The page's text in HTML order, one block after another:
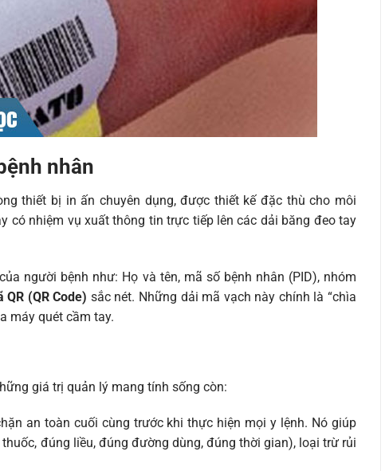
nhân
thiết bị in ấn chuyên dụng, được thiết kế đặc thù cho môi
có nhiệm vụ xuất thông tin trực tiếp lên các dải băng đeo tay
người bệnh như: Họ và tên, mã số bệnh nhân (PID), nhóm
QR (QR Code) sắc nét. Những dải mã vạch này chính là “chìa
máy quét cầm tay.
giá trị quản lý mang tính sống còn:
an toàn cuối cùng trước khi thực hiện mọi y lệnh. Nó giúp
đúng liều, đúng đường dùng, đúng thời gian), loại trừ rủi